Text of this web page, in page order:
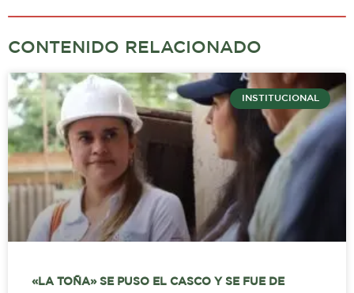
CONTENIDO RELACIONADO
INSTITUCIONAL
«LA TOÑA» SE PUSO EL CASCO Y SE FUE DE